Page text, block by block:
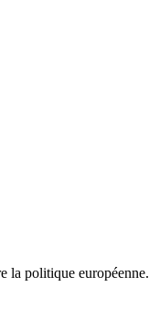
la politique européenne.